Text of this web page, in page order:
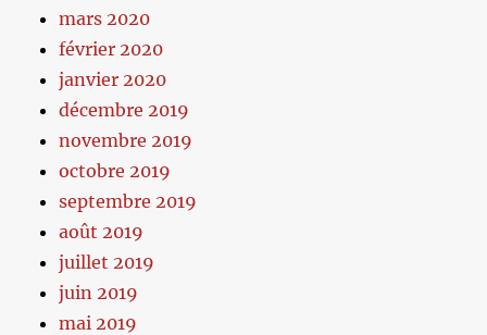
mars 2020
février 2020
janvier 2020
décembre 2019
novembre 2019
octobre 2019
septembre 2019
août 2019
juillet 2019
juin 2019
mai 2019